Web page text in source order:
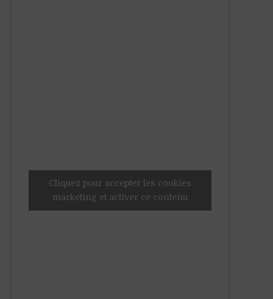
Cliquez pour accepter les cookies
marketing et activer ce contenu